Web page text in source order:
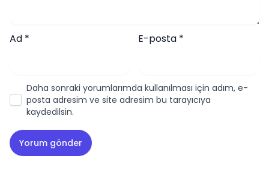
Ad * E-posta *
Daha sonraki yorumlarımda kullanılması için adım, e-
posta adresim ve site adresim bu tarayıcıya
kaydedilsin.